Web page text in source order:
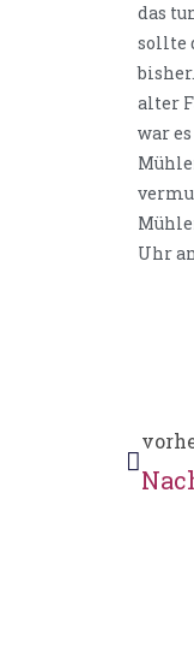
das
sollte
alter
war
Uhr